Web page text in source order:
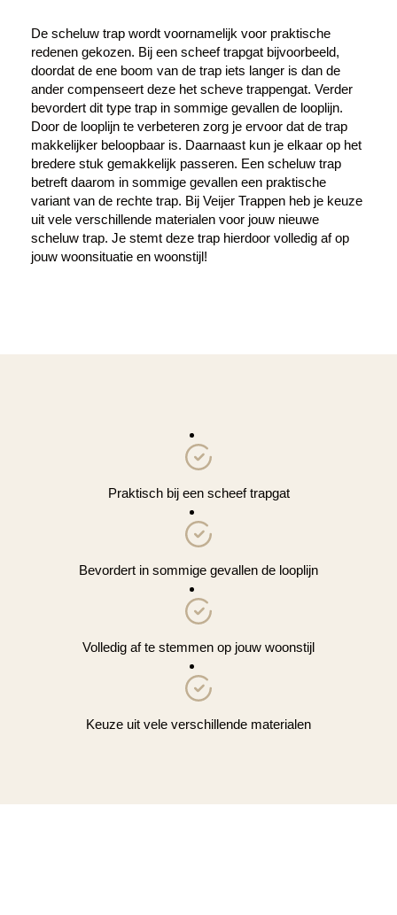
De scheluw trap wordt voornamelijk voor praktische
redenen gekozen. Bij een scheef trapgat bijvoorbeeld,
doordat de ene boom van de trap iets langer is dan de
ander compenseert deze het scheve trappengat. Verder
bevordert dit type trap in sommige gevallen de looplijn.
Door de looplijn te verbeteren zorg je ervoor dat de trap
makkelijker beloopbaar is. Daarnaast kun je elkaar op het
bredere stuk gemakkelijk passeren. Een scheluw trap
betreft daarom in sommige gevallen een praktische
variant van de rechte trap. Bij Veijer Trappen heb je keuze
uit vele verschillende materialen voor jouw nieuwe
scheluw trap. Je stemt deze trap hierdoor volledig af op
jouw woonsituatie en woonstijl!
Praktisch bij een scheef trapgat
Bevordert in sommige gevallen de looplijn
Volledig af te stemmen op jouw woonstijl
Keuze uit vele verschillende materialen